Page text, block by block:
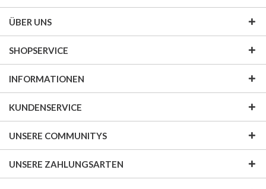
ÜBER UNS
SHOPSERVICE
INFORMATIONEN
KUNDENSERVICE
UNSERE COMMUNITYS
UNSERE ZAHLUNGSARTEN